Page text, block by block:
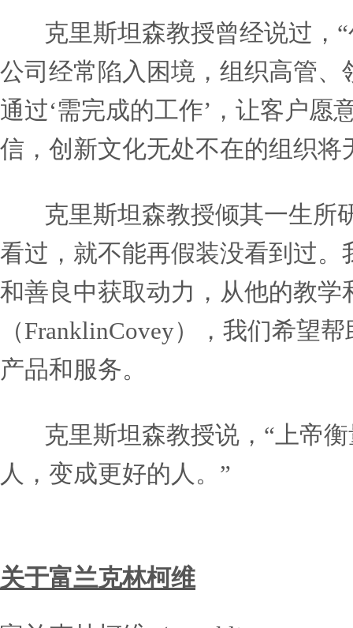
落地于社会整体的福祉与
找到原因：成功创新的
家鲍勃·默斯塔（Bob
不同行业超过3000种产品
坦森、塔迪·霍尔（Taddy
（David S. Duncan）合著
克里斯坦森教授曾经说过
通过‘需完成的工作’，让
克里斯坦森教授倾其一